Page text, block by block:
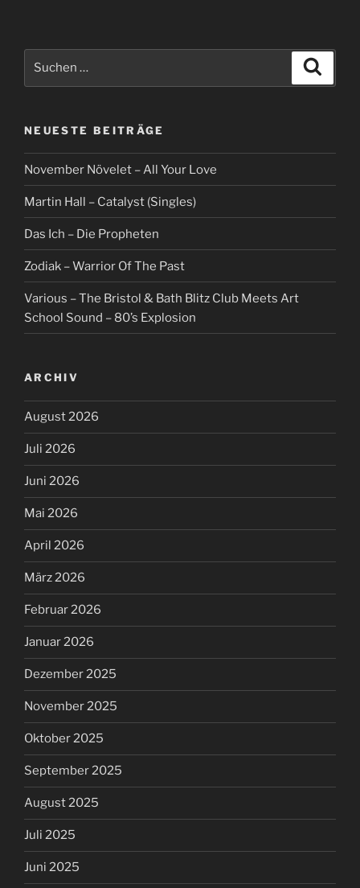
NEUESTE BEITRÄGE
November Növelet – All Your Love
Martin Hall – Catalyst (Singles)
Das Ich – Die Propheten
Zodiak – Warrior Of The Past
Various – The Bristol & Bath Blitz Club Meets Art
School Sound – 80’s Explosion
ARCHIV
August 2026
Juli 2026
Juni 2026
Mai 2026
April 2026
März 2026
Februar 2026
Januar 2026
Dezember 2025
November 2025
Oktober 2025
September 2025
August 2025
Juli 2025
Juni 2025